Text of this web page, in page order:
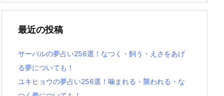
最近の投稿
サーバルの夢占い256選！なつく・飼う・えさをあげ
る夢についても！
ユキヒョウの夢占い256選！噛まれる・襲われる・な